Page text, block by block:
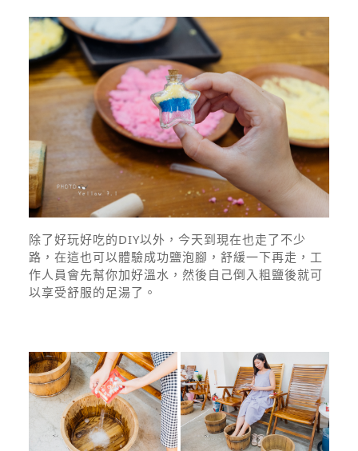
除了好玩好吃的DIY以外，今天到現在也走了不少
路，在這也可以體驗成功鹽泡腳，舒緩一下再走，工
作人員會先幫你加好溫水，然後自己倒入粗鹽後就可
以享受舒服的足湯了。